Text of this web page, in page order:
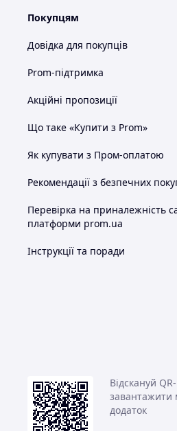
Покупцям
Довідка для покупців
Prom-підтримка
Акційні пропозиції
Що таке «Купити з Prom»
Як купувати з Пром-оплатою
Рекомендації з безпечних
Перевірка на приналежність
платформи prom.ua
Інструкції та поради
Відскануй
завантажити
додаток